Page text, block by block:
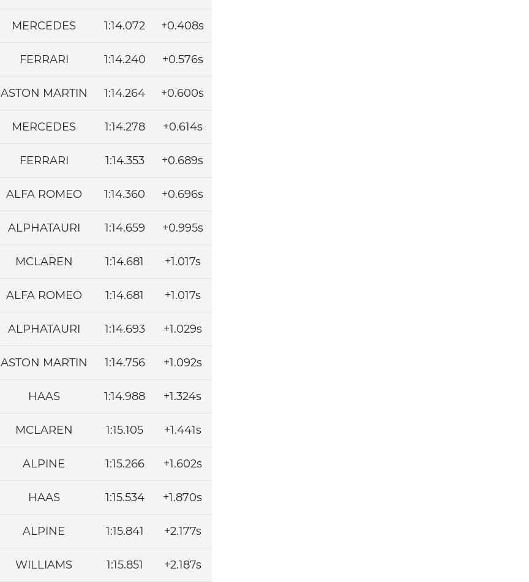
MERCEDES 1:14.072 +0.408s
FERRARI 1:14.240 +0.576s
ASTON MARTIN 1:14.264 +0.600s
MERCEDES 1:14.278 +0.614s
FERRARI 1:14.353 +0.689s
ALFA ROMEO 1:14.360 +0.696s
ALPHATAURI 1:14.659 +0.995s
MCLAREN 1:14.681 +1.017s
ALFA ROMEO 1:14.681 +1.017s
ALPHATAURI 1:14.693 +1.029s
ASTON MARTIN 1:14.756 +1.092s
HAAS 1:14.988 +1.324s
MCLAREN 1:15.105 +1.441s
ALPINE 1:15.266 +1.602s
HAAS 1:15.534 +1.870s
ALPINE 1:15.841 +2.177s
WILLIAMS 1:15.851 +2.187s